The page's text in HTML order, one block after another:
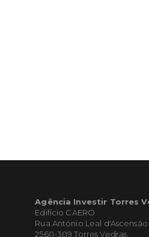
Agência Investir Torres
Edifício CAERO
Rua António Leal d'Ascensão
2560-309 Torres Vedras